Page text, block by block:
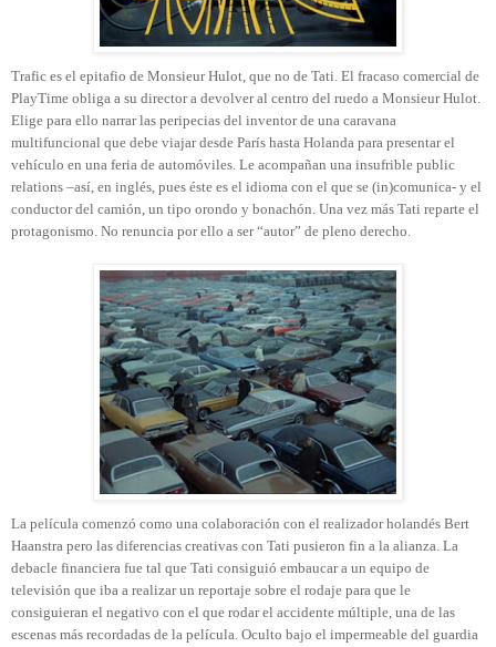
Trafic es el epitafio de Monsieur Hulot, que no de Tati. El fracaso comercial de
PlayTime obliga a su director a devolver al centro del ruedo a Monsieur Hulot.
Elige para ello narrar las peripecias del inventor de una caravana
multifuncional que debe viajar desde París hasta Holanda para presentar el
vehículo en una feria de automóviles. Le acompañan una insufrible public
relations –así, en inglés, pues éste es el idioma con el que se (in)comunica- y el
conductor del camión, un tipo orondo y bonachón. Una vez más Tati reparte el
protagonismo. No renuncia por ello a ser “autor” de pleno derecho.
La película comenzó como una colaboración con el realizador holandés Bert
Haanstra pero las diferencias creativas con Tati pusieron fin a la alianza. La
debacle financiera fue tal que Tati consiguió embaucar a un equipo de
televisión que iba a realizar un reportaje sobre el rodaje para que le
consiguieran el negativo con el que rodar el accidente múltiple, una de las
escenas más recordadas de la película. Oculto bajo el impermeable del guardia